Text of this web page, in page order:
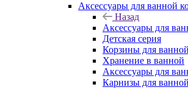
Аксессуары для ванной
Назад
Аксессуары для
Детская серия
Корзины для
Хранение в ванной
Аксессуары для
Карнизы для